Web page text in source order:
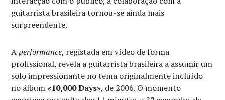
guitarrista brasileira tornou-se ainda mais
surpreendente.
Aperformance, registada em vídeo de forma
profissional, revela a guitarrista brasileira a assumir um
solo impressionante no tema originalmente incluído
no álbum«10,000 Days», de 2006. O momento